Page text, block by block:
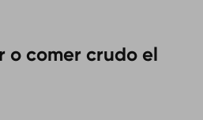
o comer crudo el